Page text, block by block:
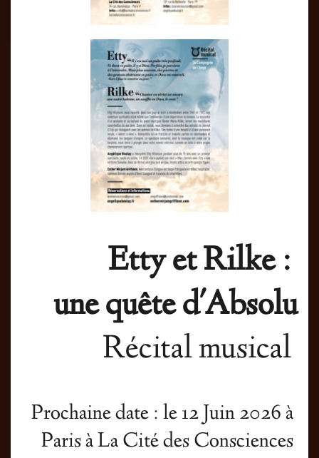
Etty et Rilke :
une quête d'Absolu
Récital musical
Prochaine date : le 12 Juin 2026 à
Paris à La Cité des Consciences